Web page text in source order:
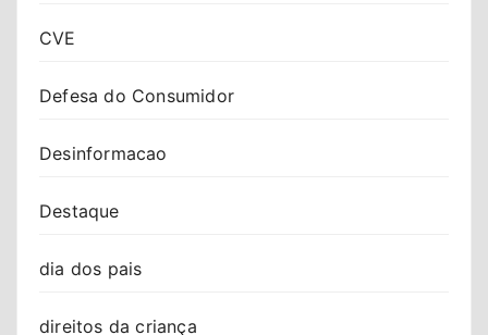
CVE
Defesa do Consumidor
Desinformacao
Destaque
dia dos pais
direitos da criança